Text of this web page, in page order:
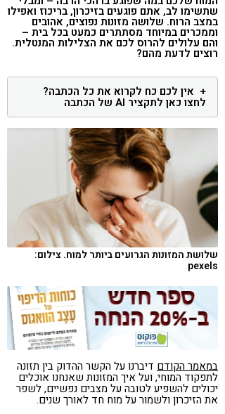
קורונה
טבעונות
שתשימו לב, אתם פוגעים בזיכרון, בריכוז ואפילו
במצב הרוח. שלושה מזונות נפוצים, אהובים
וממכרים במיוחד מסתתרים כמעט בכל בית –
והם עלולים להרוס לכם את הצלילות המנטלית.
רוצים לדעת מהם?
אין לכם כח לקרוא את כל הכתבה?
לחצו כאן לתקציר AI של הכתבה
שלושת המזונות הגרועים ביותר למוח. צילום:
pexels
במאמר הקודם דיברנו על הקשר ההדוק בין תזונה
לתפקוד המוחי, ועל איך המזונות שאנחנו אוכלים
יכולים להשפיע לטובה על מצבים נפשיים, לשפר
את הזיכרון ולשמור על מוח חד לאורך שנים.